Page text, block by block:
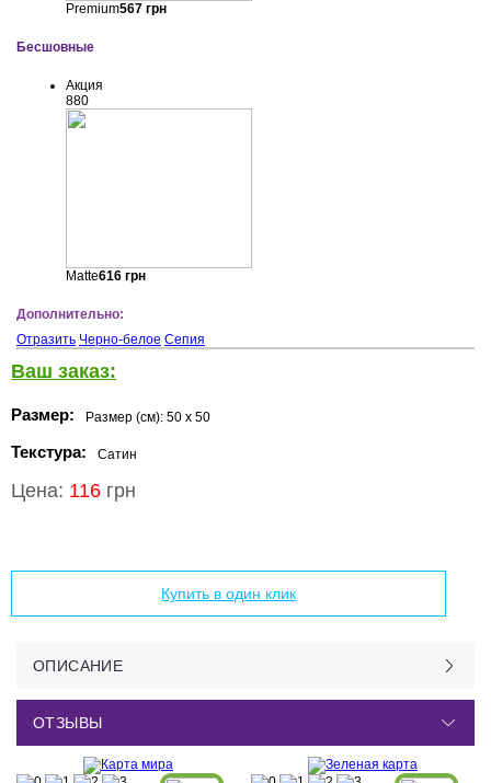
Premium567грн
Бесшовные
Акция
880
Matte616грн
Дополнительно:
Отразить Черно-белое Сепия
Ваш заказ:
Размер: Размер (см): 50 x 50
Текстура: Сатин
Цена: 116 грн
Купить в один клик
ОПИСАНИЕ
ОТЗЫВЫ